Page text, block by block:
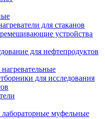
для стаканов
устройства
для нефтепродуктов
для исследования
муфельные